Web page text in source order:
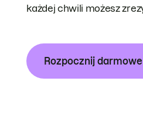
każdej chwili możesz
Rozpocznij